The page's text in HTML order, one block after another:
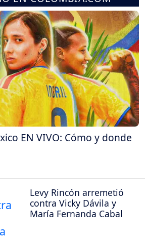
EN VIVO: Cómo y donde
Levy Rincón arremetió
contra Vicky Dávila y
María Fernanda Cabal